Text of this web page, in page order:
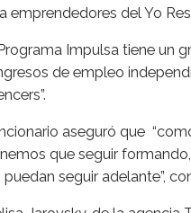
emprendedores del Yo
Impulsa tiene un
de empleo
aseguró que
que seguir
seguir adelante”,